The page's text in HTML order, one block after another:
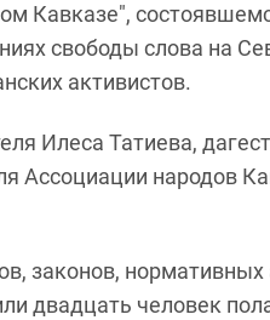
Кавказе",
свободы слова на
активистов.
Илеса Татиева,
Ассоциации народов
законов, нормативных
двадцать человек